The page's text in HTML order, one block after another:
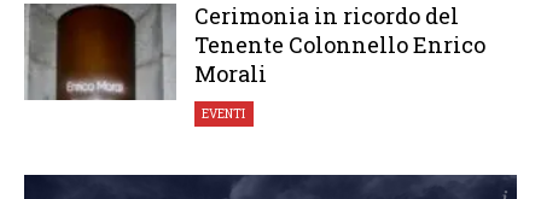
Cerimonia in ricordo del
Tenente Colonnello Enrico
Morali
EVENTI